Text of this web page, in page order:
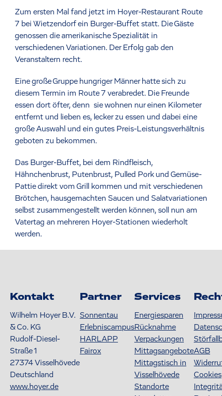
Zum ersten Mal fand jetzt im Hoyer-Restaurant Route
7 bei Wietzendorf ein Burger-Buffet statt. Die Gäste
genossen die amerikanische Spezialität in
verschiedenen Variationen. Der Erfolg gab den
Veranstaltern recht.
Eine große Gruppe hungriger Männer hatte sich zu
diesem Termin im Route 7 verabredet. Die Freunde
essen dort öfter, denn sie wohnen nur einen Kilometer
entfernt und lieben es, lecker zu essen und dabei eine
große Auswahl und ein gutes Preis-Leistungsverhältnis
geboten zu bekommen.
Das Burger-Buffet, bei dem Rindfleisch,
Hähnchenbrust, Putenbrust, Pulled Pork und Gemüse-
Pattie direkt vom Grill kommen und mit verschiedenen
Brötchen, hausgemachten Saucen und Salatvariationen
selbst zusammengestellt werden können, soll nun am
Vatertag an mehreren Hoyer-Stationen wiederholt
werden.
Kontakt
Wilhelm Hoyer B.V.
& Co. KG
Rudolf-Diesel-
Straße 1
27374Visselhövede
Deutschland
www.hoyer.de
Partner
Sonnentau
Erlebniscampus
HARLAPP
Fairox
Services
Energiesparen
Rücknahme
Verpackungen
Mittagsangebote
Mittagstisch in
Visselhövede
Standorte
AGB
Cookies